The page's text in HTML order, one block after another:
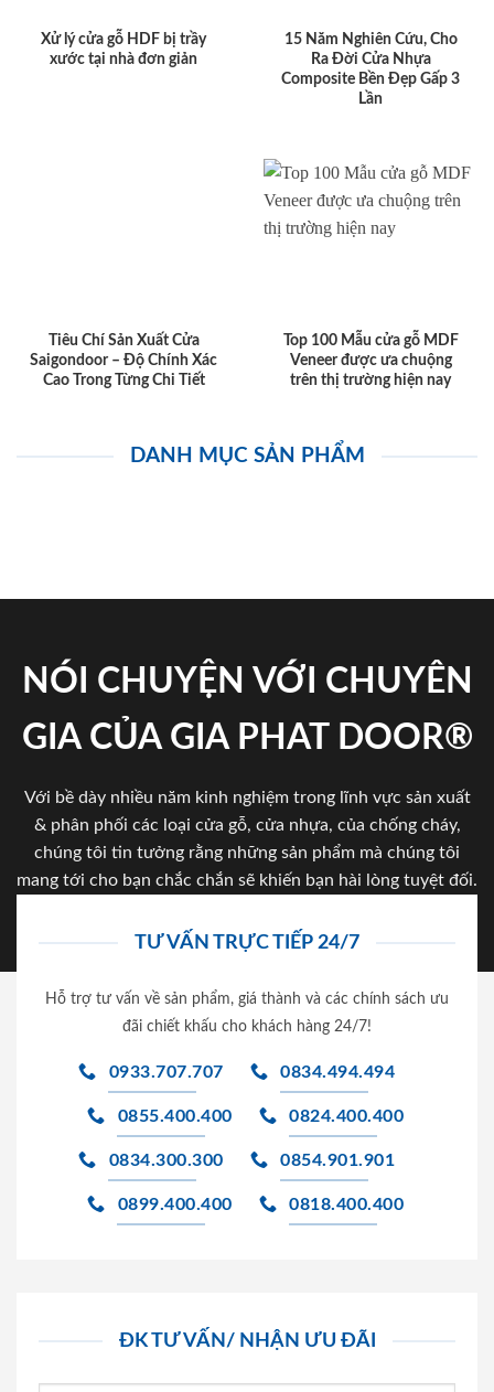
Xử lý cửa gỗ HDF bị trầy
xước tại nhà đơn giản
15 Năm Nghiên Cứu, Cho
Ra Đời Cửa Nhựa
Composite Bền Đẹp Gấp 3
Lần
Tiêu Chí Sản Xuất Cửa
Saigondoor – Độ Chính Xác
Cao Trong Từng Chi Tiết
Top 100 Mẫu cửa gỗ MDF
Veneer được ưa chuộng
trên thị trường hiện nay
DANH MỤC SẢN PHẨM
NÓI CHUYỆN VỚI CHUYÊN
GIA CỦA GIA PHAT DOOR®
Với bề dày nhiều năm kinh nghiệm trong lĩnh vực sản xuất
& phân phối các loại cửa gỗ, cửa nhựa, của chống cháy,
chúng tôi tin tưởng rằng những sản phẩm mà chúng tôi
mang tới cho bạn chắc chắn sẽ khiến bạn hài lòng tuyệt đối.
TƯ VẤN TRỰC TIẾP 24/7
Hỗ trợ tư vấn về sản phẩm, giá thành và các chính sách ưu
đãi chiết khấu cho khách hàng 24/7!
0933.707.707 0834.494.494
0855.400.400 0824.400.400
0834.300.300 0854.901.901
0899.400.400 0818.400.400
ĐK TƯ VẤN/ NHẬN ƯU ĐÃI